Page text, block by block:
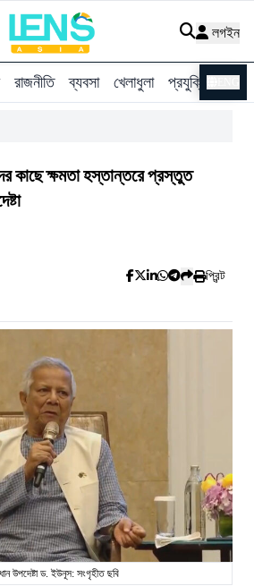
লগইন
রাজনীতি ব্যবসা খেলাধুলা প্রযুক্তি
কাছে ক্ষমতা হস্তান্তরে প্রস্তুত
প্রিন্ট
উপদেষ্টা ড. ইউনূস: সংগৃহীত ছবি